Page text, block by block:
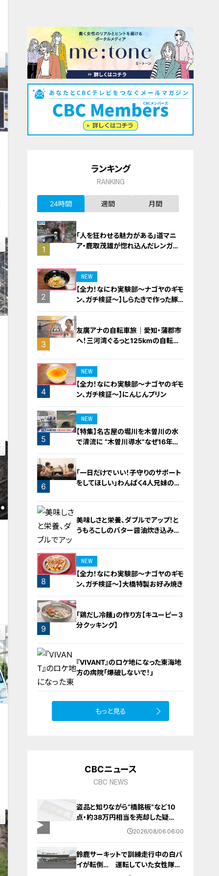
ランキング
RANKING
24時間 週間 月間
1
「人を狂わせる魅力がある」道マニ
ア・鹿取茂雄が惚れ込んだレンガの
2
NEW
【全力！なにわ実験部～ナゴヤのギモ
ン、ガチ検証～】しらたきで作った豚
バラミンチの油そば
3
友廣アナの自転車旅｜愛知・蒲郡市
へ！三河湾ぐるっと125kmの自転車
4
NEW
【全力！なにわ実験部～ナゴヤのギモ
ン、ガチ検証～】にんじんプリン
5
NEW
【特集】名古屋の堀川を木曽川の水
で清流に “木曽川導水”なぜ16年ぶ
り？【newsX】
6
「一日だけでいい！子守りのサポート
をしてほしい」わんぱく4人兄妹の子
7
美味しさと栄養、ダブルでアップ！と
うもろこしのバター醤油炊き込みご
8
NEW
【全力！なにわ実験部～ナゴヤのギモ
ン、ガチ検証～】大橋特製お好み焼き
9
「鶏だし冷麺」の作り方【キユーピー３
分クッキング】
『VIVANT』のロケ地になった東海地
方の病院「爆破しないで！」
もっと見る
CBCニュース
CBC NEWS
盗品と知りながら“橋銘板”など10
点・約38万円相当を売却した疑
い… 無職の男（63）を逮捕 「知り
2026/08/06 06:00
鈴鹿サーキットで訓練走行中の白バ
イが転倒… 運転していた女性隊員